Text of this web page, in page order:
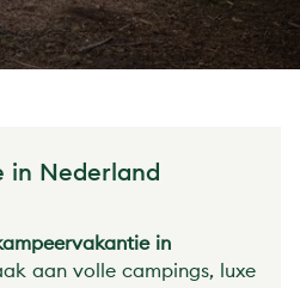
in Nederland
in
aan volle campings, luxe